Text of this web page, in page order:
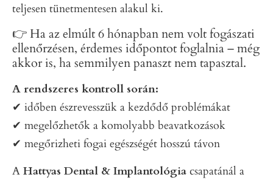
teljesen tünetmentesen alakul ki.
👉 Ha az elmúlt 6 hónapban nem volt fogászati
ellenőrzésen, érdemes időpontot foglalnia – még
akkor is, ha semmilyen panaszt nem tapasztal.
A rendszeres kontroll során:
✔ időben észrevesszük a kezdődő problémákat
✔ megelőzhetők a komolyabb beavatkozások
✔ megőrizheti fogai egészségét hosszú távon
A Hattyas Dental & Implantológia csapatánál a